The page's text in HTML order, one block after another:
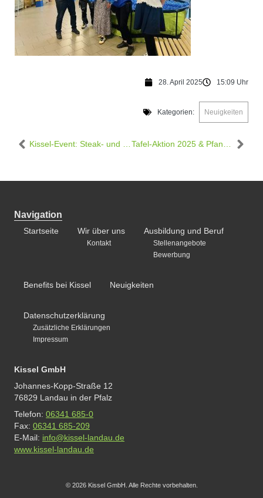
28. April 2025 15:09 Uhr
Kategorien: Neuigkeiten
Navigation
Startseite Wir über uns
Kontakt
Ausbildung und Beruf
Stellenangebote
Bewerbung
Benefits bei Kissel Neuigkeiten
Datenschutzerklärung
Zusätzliche Erklärungen
Impressum
Kissel GmbH
Johannes-Kopp-Straße 12
76829 Landau in der Pfalz
Telefon: 06341 685-0
Fax: 06341 685-209
E-Mail: info@kissel-landau.de
www.kissel-landau.de
© 2026 Kissel GmbH. Alle Rechte vorbehalten.